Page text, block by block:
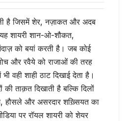
है जिसमें शेर, नज़ाकत और अदब
शायरी शान-ओ-शौकत,
को बयां करती है। जब कोई
और रवैये को राजाओं की तरह
वही शाही ठाट दिखाई देता है।
की ताक़त दिखाती है बल्कि दिलों
हौसले और असरदार शख़्सियत का
पर रॉयल शायरी को शेयर